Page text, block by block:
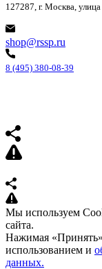
127287, г. Москва,
shop@rssp.ru
8 (495) 380-08-39
Мы используем
сайта.
Нажимая
использованием и
данных.